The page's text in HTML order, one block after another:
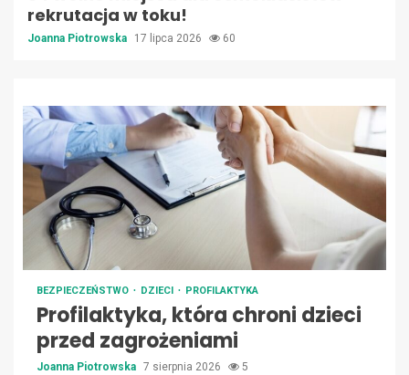
rekrutacja w toku!
Joanna Piotrowska 17 lipca 2026 60
BEZPIECZEŃSTWO DZIECI PROFILAKTYKA
Profilaktyka, która chroni dzieci
przed zagrożeniami
Joanna Piotrowska 7 sierpnia 2026 5